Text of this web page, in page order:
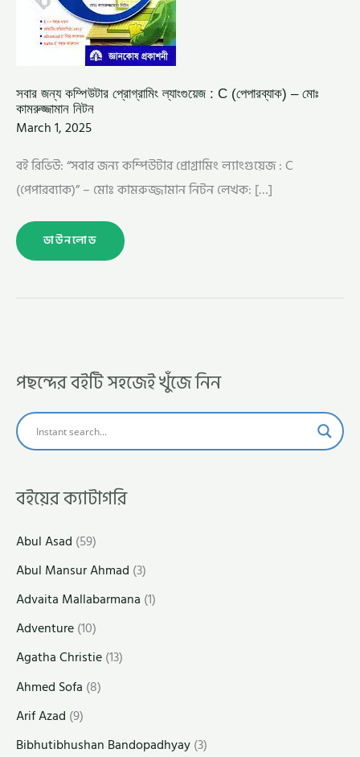
সবার জন্য কম্পিউটার প্রোগ্রামিং ল্যাংগুয়েজ : C (পেপারব্যাক) – মোঃ
কামরুজ্জামান নিটন
March 1, 2025
বই রিভিউ: “সবার জন্য কম্পিউটার প্রোগ্রামিং ল্যাংগুয়েজ : C
(পেপারব্যাক)” – মোঃ কামরুজ্জামান নিটন লেখক: […]
ডাউনলোড
পছন্দের বইটি সহজেই খুঁজে নিন
বইয়ের ক্যাটাগরি
Abul Asad (59)
Abul Mansur Ahmad (3)
Advaita Mallabarmana (1)
Adventure(10)
Agatha Christie(13)
Ahmed Sofa (8)
Arif Azad (9)
Bibhutibhushan Bandopadhyay(3)